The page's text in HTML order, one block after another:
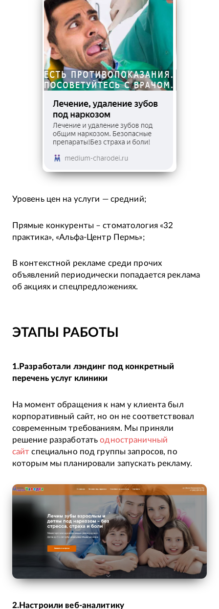
Уровень цен на услуги — средний;
Прямые конкуренты – стоматология «32
практика», «Альфа-Центр Пермь»;
В контекстной рекламе среди прочих
объявлений периодически попадается реклама
об акциях и спецпредложениях.
ЭТАПЫ РАБОТЫ
1.Разработали лэндинг под конкретный
перечень услуг клиники
На момент обращения к нам у клиента был
корпоративный сайт, но он не соответствовал
современным требованиям. Мы приняли
решение разработатьодностраничный
сайт специально под группы запросов, по
которым мы планировали запускать рекламу.
2.Настроили веб-аналитику